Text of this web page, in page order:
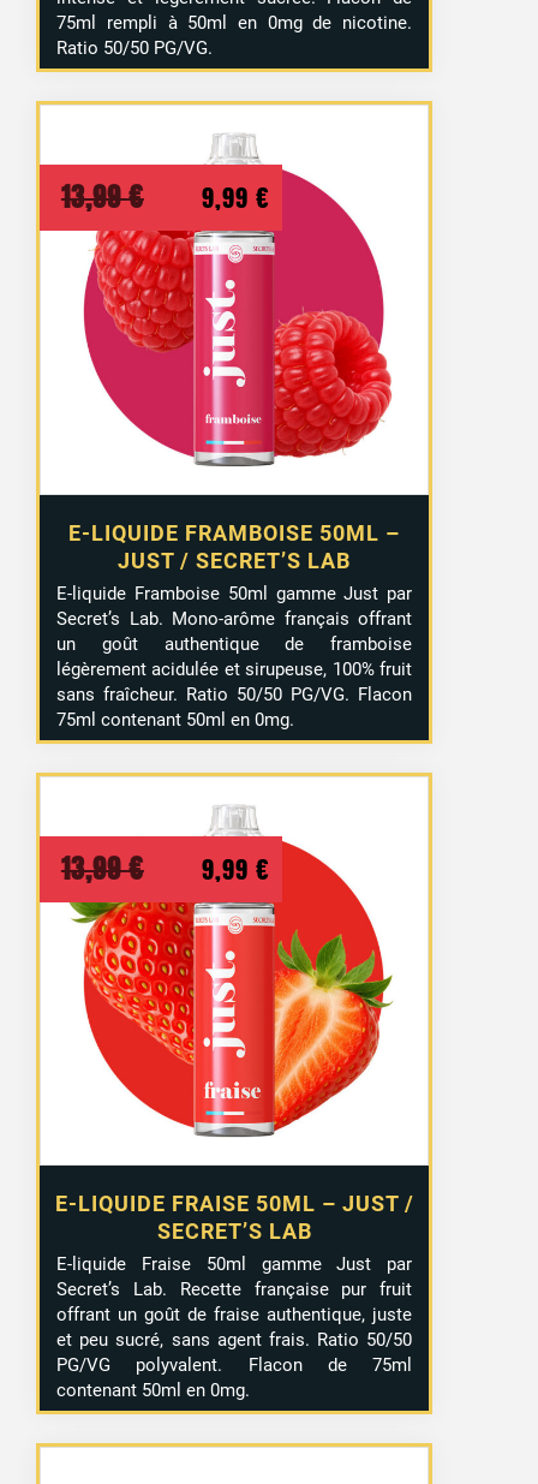
75ml rempli à 50ml en 0mg de nicotine.
Ratio 50/50 PG/VG.
E-LIQUIDE FRAMBOISE 50ML –
JUST / SECRET’S LAB
13,99€
Le
prix
initial
était :
13,99 €.
9,99 €
prix
est :
9,99 €.
E-liquide Framboise 50ml gamme Just par
Secret’s Lab. Mono-arôme français offrant
un goût authentique de framboise
légèrement acidulée et sirupeuse, 100% fruit
sans fraîcheur. Ratio 50/50 PG/VG. Flacon
75ml contenant 50ml en 0mg.
E-LIQUIDE FRAISE 50ML – JUST /
SECRET’S LAB
13,99€
Le
prix
initial
était :
13,99 €.
9,99 €
prix
actuel
est :
9,99 €.
E-liquide Fraise 50ml gamme Just par
Secret’s Lab. Recette française pur fruit
offrant un goût de fraise authentique, juste
et peu sucré, sans agent frais. Ratio 50/50
PG/VG polyvalent. Flacon de 75ml
contenant 50ml en 0mg.